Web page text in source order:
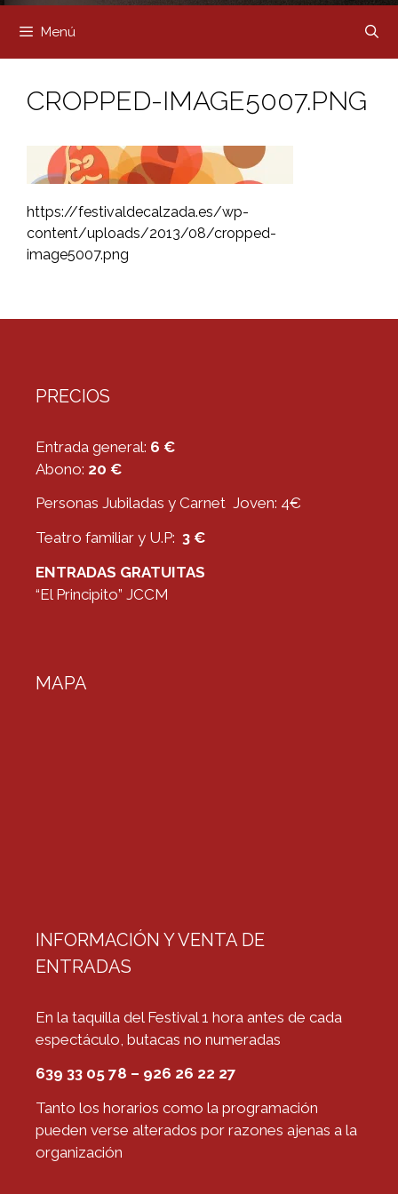
Menú
CROPPED-IMAGE5007.PNG
https://festivaldecalzada.es/wp-
content/uploads/2013/08/cropped-
image5007.png
PRECIOS
Entrada general: 6 €
Abono: 20 €
Personas Jubiladas y Carnet Joven: 4€
Teatro familiar y U.P: 3 €
ENTRADAS GRATUITAS
“El Principito” JCCM
MAPA
INFORMACIÓN Y VENTA DE
ENTRADAS
En la taquilla del Festival 1 hora antes de cada
espectáculo, butacas no numeradas
639 33 05 78 – 926 26 22 27
Tanto los horarios como la programación
pueden verse alterados por razones ajenas a la
organización